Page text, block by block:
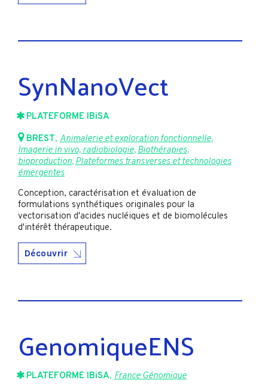
SynNanoVect
PLATEFORME IBiSA
BREST, Animalerie et exploration fonctionnelle,
Imagerie in vivo, radiobiologie, Biothérapies,
bioproduction, Plateformes transverses et technologies
émergentes
Conception, caractérisation et évaluation de
formulations synthétiques originales pour la
vectorisation d'acides nucléiques et de biomolécules
d'intérêt thérapeutique.
Découvrir
GenomiqueENS
PLATEFORME IBiSA, France Génomique